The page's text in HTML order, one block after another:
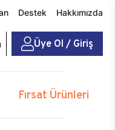
Destek Hakkımızda
Üye Ol / Giriş
Fırsat Ürünleri